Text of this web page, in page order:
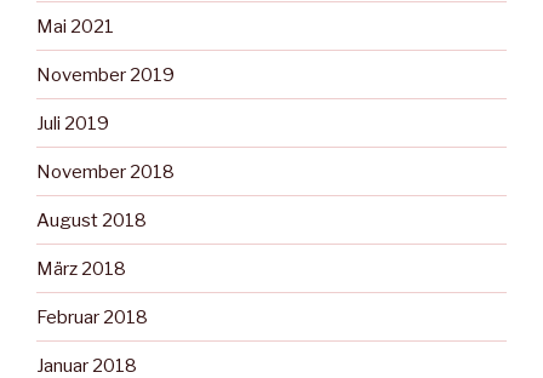
Mai 2021
November 2019
Juli 2019
November 2018
August 2018
März 2018
Februar 2018
Januar 2018